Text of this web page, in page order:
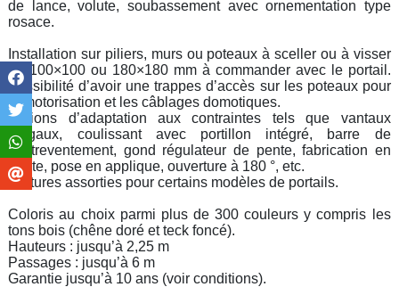
de lance, volute, soubassement avec ornementation type
rosace.
Installation sur piliers, murs ou poteaux à sceller ou à visser
de 100×100 ou 180×180 mm à commander avec le portail.
Possibilité d’avoir une trappes d’accès sur les poteaux pour
la motorisation et les câblages domotiques.
Options d’adaptation aux contraintes tels que vantaux
inégaux, coulissant avec portillon intégré, barre de
contreventement, gond régulateur de pente, fabrication en
pente, pose en applique, ouverture à 180 °, etc.
Clôtures assorties pour certains modèles de portails.
Coloris au choix parmi plus de 300 couleurs y compris les
tons bois (chêne doré et teck foncé).
Hauteurs : jusqu’à 2,25 m
Passages : jusqu’à 6 m
Garantie jusqu’à 10 ans (voir conditions).